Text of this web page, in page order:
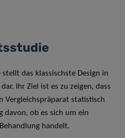
das klassischste Design in
Ihr Ziel ist es zu zeigen, dass
Vergleichspräparat statistisch
davon, ob es sich um ein
handelt.